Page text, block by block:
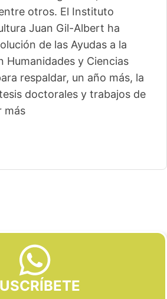
otros. El Instituto
Juan Gil-Albert ha
de las Ayudas a la
Humanidades y Ciencias
respaldar, un año más, la
doctorales y trabajos de
más